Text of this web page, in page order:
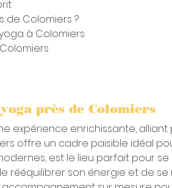
de Colomiers ?
à Colomiers
près de Colomiers
expérience enrichissante,
offre un cadre paisible idéal
est le lieu parfait pour
rééquilibrer son énergie et de